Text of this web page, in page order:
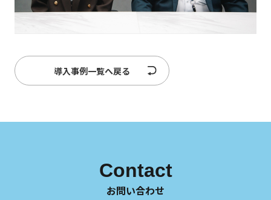
導入事例一覧へ戻る
Contact
お問い合わせ